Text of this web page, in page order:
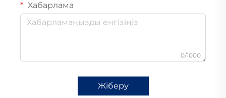
Хабарлама
0/1000
Жіберу